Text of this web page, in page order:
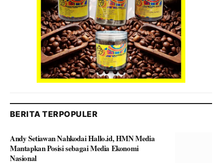
BERITA TERPOPULER
Andy Setiawan Nahkodai Hallo.id, HMN Media
Mantapkan Posisi sebagai Media Ekonomi
Nasional